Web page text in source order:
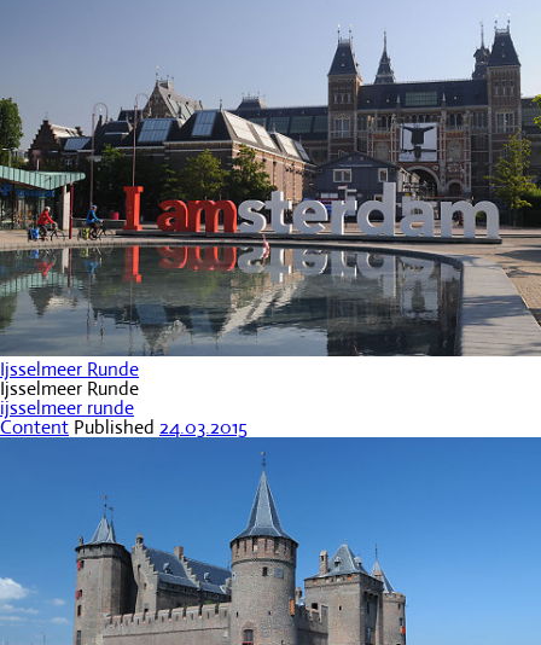
Ijsselmeer Runde
Ijsselmeer Runde
ijsselmeer runde
Content Published 24.03.2015